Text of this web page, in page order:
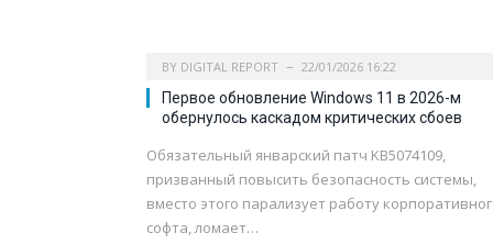
BY DIGITAL REPORT 22/01/2026 16:22
Первое обновление Windows 11 в 2026-м
обернулось каскадом критических сбоев
Обязательный январский патч KB5074109,
призванный повысить безопасность системы,
вместо этого парализует работу
софта, ломает…